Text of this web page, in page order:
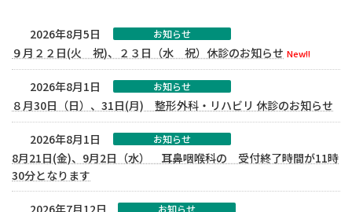
2026年8月5日 お知らせ
９月２２日(火 祝)、２３日（水 祝）休診のお知らせ New!!
2026年8月1日 お知らせ
８月30日（日）、31日(月) 整形外科・リハビリ 休診のお知らせ
2026年8月1日 お知らせ
8月21日(金)、9月2日（水） 耳鼻咽喉科の 受付終了時間が11時
30分となります
2026年7月12日 お知らせ